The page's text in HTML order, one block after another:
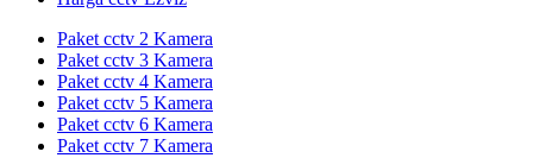
Paket cctv 2 Kamera
Paket cctv 3 Kamera
Paket cctv 4 Kamera
Paket cctv 5 Kamera
Paket cctv 6 Kamera
Paket cctv 7 Kamera